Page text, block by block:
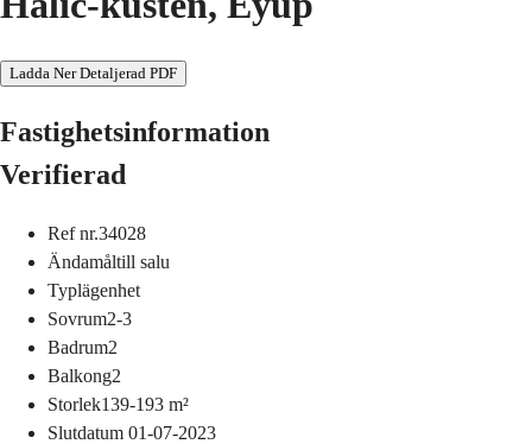
Ladda Ner Detaljerad PDF
Fastighetsinformation
Verifierad
Ref nr.34028
Ändamåltill salu
Typlägenhet
Sovrum2-3
Badrum2
Balkong2
Storlek139-193 m²
Slutdatum 01-07-2023